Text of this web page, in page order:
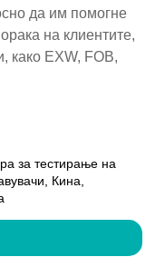
да им помогне
на клиентите,
како EXW, FOB,
за тестирање на
Кина,